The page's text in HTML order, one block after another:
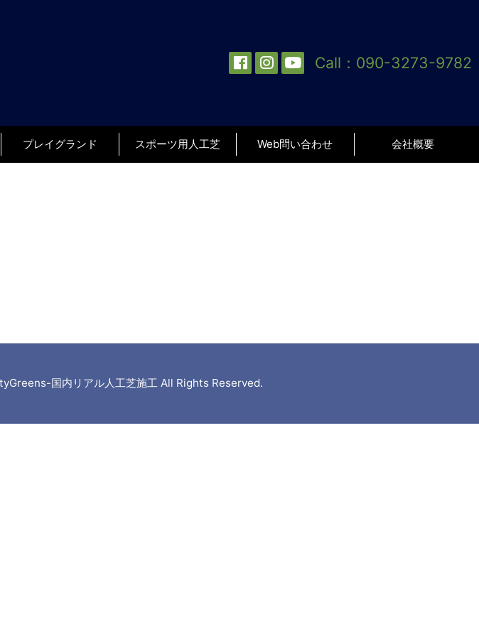
Call： 090-3273-9782
プレイグランド スポーツ用人工芝 Web問い合わせ 会社概要
国内リアル人工芝施工 All Rights Reserved.